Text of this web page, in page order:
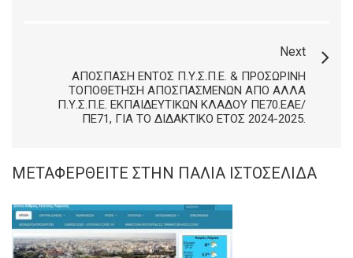
Next
ΑΠΌΣΠΑΣΗ ΕΝΤΌΣ Π.Υ.Σ.Π.Ε. & ΠΡΟΣΩΡΙΝΉ
ΤΟΠΟΘΈΤΗΣΗ ΑΠΟΣΠΑΣΜΈΝΩΝ ΑΠΌ ΆΛΛΑ
Π.Υ.Σ.Π.Ε. ΕΚΠΑΙΔΕΥΤΙΚΏΝ ΚΛΆΔΟΥ ΠΕ70.ΕΑΕ/
ΠΕ71, ΓΙΑ ΤΟ ΔΙΔΑΚΤΙΚΌ ΈΤΟΣ 2024-2025.
ΜΕΤΑΦΕΡΘΕΊΤΕ ΣΤΗΝ ΠΑΛΙΆ ΙΣΤΟΣΕΛΊΔΑ